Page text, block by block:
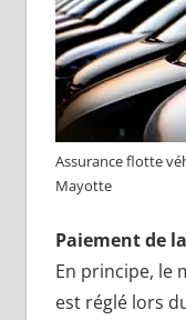
Assurance flotte
Mayotte
Paiement de
En principe, le
est réglé lors